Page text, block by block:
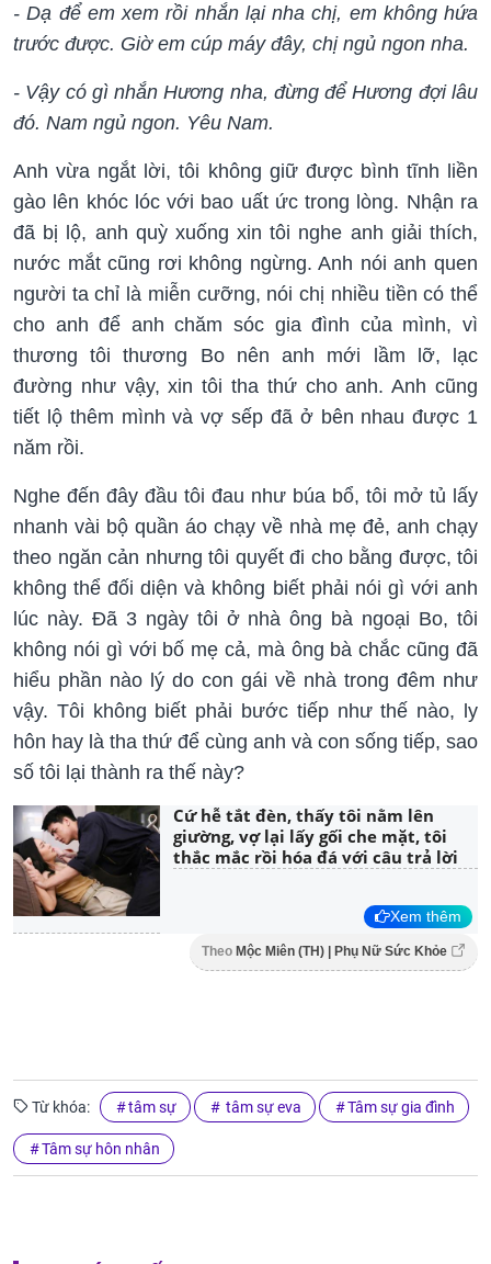
- Dạ để em xem rồi nhắn lại nha chị, em không hứa
trước được. Giờ em cúp máy đây, chị ngủ ngon nha.
- Vậy có gì nhắn Hương nha, đừng để Hương đợi lâu
đó. Nam ngủ ngon. Yêu Nam.
Anh vừa ngắt lời, tôi không giữ được bình tĩnh liền
gào lên khóc lóc với bao uất ức trong lòng. Nhận ra
đã bị lộ, anh quỳ xuống xin tôi nghe anh giải thích,
nước mắt cũng rơi không ngừng. Anh nói anh quen
người ta chỉ là miễn cưỡng, nói chị nhiều tiền có thể
cho anh để anh chăm sóc gia đình của mình, vì
thương tôi thương Bo nên anh mới lầm lỡ, lạc
đường như vậy, xin tôi tha thứ cho anh. Anh cũng
tiết lộ thêm mình và vợ sếp đã ở bên nhau được 1
năm rồi.
Nghe đến đây đầu tôi đau như búa bổ, tôi mở tủ lấy
nhanh vài bộ quần áo chạy về nhà mẹ đẻ, anh chạy
theo ngăn cản nhưng tôi quyết đi cho bằng được, tôi
không thể đối diện và không biết phải nói gì với anh
lúc này. Đã 3 ngày tôi ở nhà ông bà ngoại Bo, tôi
không nói gì với bố mẹ cả, mà ông bà chắc cũng đã
hiểu phần nào lý do con gái về nhà trong đêm như
vậy. Tôi không biết phải bước tiếp như thế nào, ly
hôn hay là tha thứ để cùng anh và con sống tiếp, sao
số tôi lại thành ra thế này?
Cứ hễ tắt đèn, thấy tôi nằm lên
giường, vợ lại lấy gối che mặt, tôi
thắc mắc rồi hóa đá với câu trả lời
Xem thêm
Theo Mộc Miên (TH) | Phụ Nữ Sức Khỏe
Từ khóa: tâm sự tâm sự eva Tâm sự gia đình
Tâm sự hôn nhân